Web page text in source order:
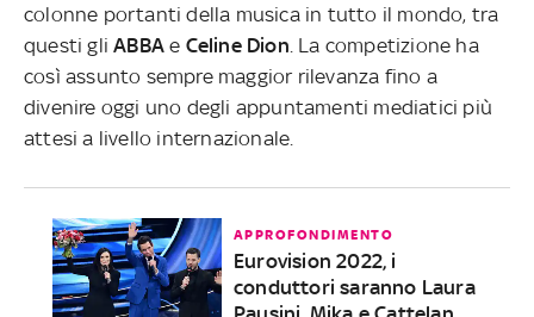
colonne portanti della musica in tutto il mondo, tra
questi gliABBA e Celine Dion . La competizione ha
così assunto sempre maggior rilevanza fino a
divenire oggi uno degli appuntamenti mediatici più
attesi a livello internazionale.
APPROFONDIMENTO
Eurovision 2022, i
conduttori saranno Laura